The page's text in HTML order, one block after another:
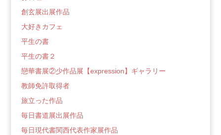
創玄展出展作品
大好きカフェ
平生の書
平生の書２
戀華書展②少作品展【expression】ギャラリー
教師免許取得者
旅立った作品
毎日書道展出展作品
毎日現代書関西代表作家展作品